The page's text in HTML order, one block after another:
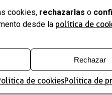
cookies, rechazarlas o
desde la política de
Rechazar
de cookiesPolítica de
adhesión de